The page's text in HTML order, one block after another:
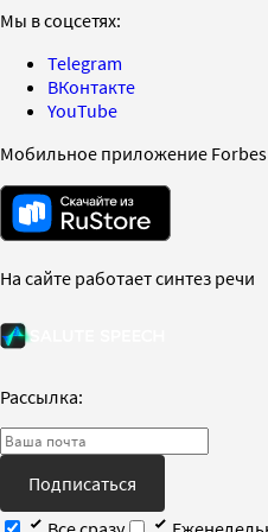
Мы в соцсетях:
Telegram
ВКонтакте
YouTube
Мобильное приложение Forbes
На сайте работает синтез речи
Рассылка:
Подписаться